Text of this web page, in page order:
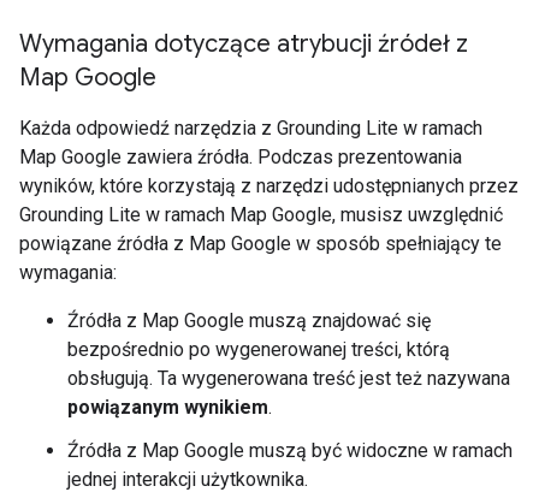
Wymagania dotyczące atrybucji źródeł z
Map Google
Każda odpowiedź narzędzia z Grounding Lite w ramach
Map Google zawiera źródła. Podczas prezentowania
wyników, które korzystają z narzędzi udostępnianych przez
Grounding Lite w ramach Map Google, musisz uwzględnić
powiązane źródła z Map Google w sposób spełniający te
wymagania:
Źródła z Map Google muszą znajdować się
bezpośrednio po wygenerowanej treści, którą
obsługują. Ta wygenerowana treść jest też nazywana
powiązanym wynikiem.
Źródła z Map Google muszą być widoczne w ramach
jednej interakcji użytkownika.